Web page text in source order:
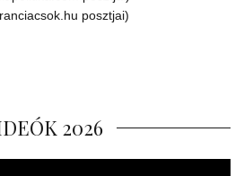
posztjai)
2026